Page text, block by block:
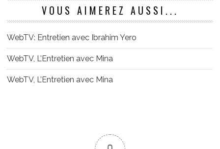
VOUS AIMEREZ AUSSI...
WebTV: Entretien avec Ibrahim Yero
WebTV, L’Entretien avec Mina
WebTV, L’Entretien avec Mina